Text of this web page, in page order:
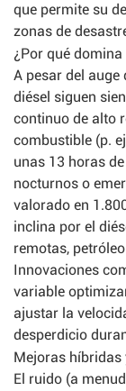
que permite su
zonas de
¿Por qué domina
A pesar del
diésel siguen
continuo de alto
combustible (p.
unas 13 horas
nocturnos o
valorado en
inclina por el
remotas,
Innovaciones
variable
ajustar la
desperdicio
Mejoras híbridas
El ruido (a